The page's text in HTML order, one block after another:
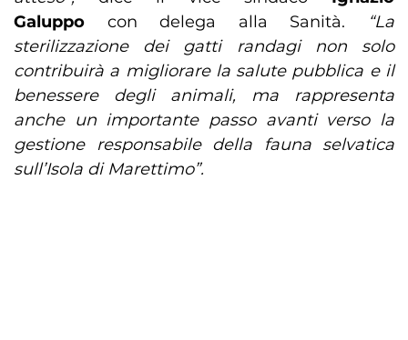
Galuppo con delega alla Sanità.
“La
sterilizzazione dei gatti randagi non solo
contribuirà a migliorare la salute pubblica e il
benessere degli animali, ma rappresenta
anche un importante passo avanti verso la
gestione responsabile della fauna selvatica
sull’Isola di Marettimo”.